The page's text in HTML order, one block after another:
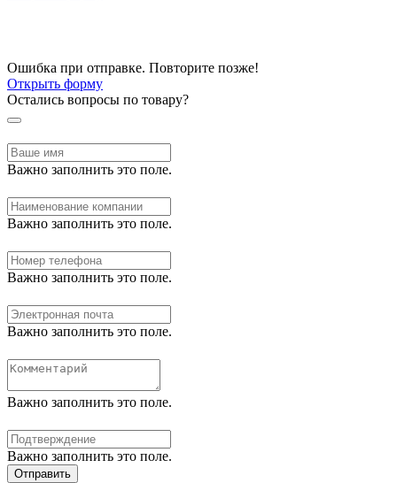
Ошибка при отправке. Повторите позже!
Открыть форму
Остались вопросы по товару?
Важно заполнить это поле.
Важно заполнить это поле.
Важно заполнить это поле.
Важно заполнить это поле.
Важно заполнить это поле.
Важно заполнить это поле.
Отправить